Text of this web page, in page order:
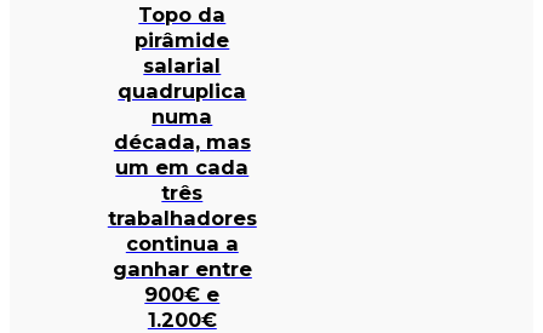
Topo da
pirâmide
salarial
quadruplica
numa
década, mas
um em cada
três
trabalhadores
continua a
ganhar entre
900€ e
1.200€